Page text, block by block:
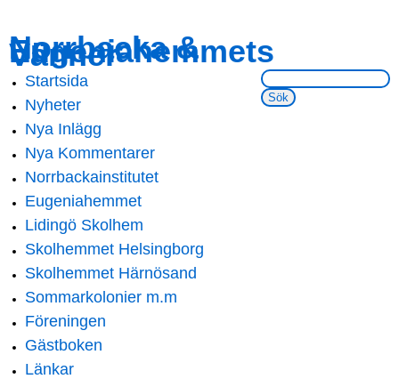
main
content
navigation
Norrbacka &
Eugeniahemmets
Vänner
Sök på webbsidan:
Main menu
Startsida
Nyheter
Nya Inlägg
Nya Kommentarer
Norrbackainstitutet
Eugeniahemmet
Lidingö Skolhem
Skolhemmet Helsingborg
Skolhemmet Härnösand
Sommarkolonier m.m
Föreningen
Gästboken
Länkar